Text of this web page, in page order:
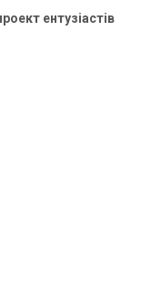
ентузіастів